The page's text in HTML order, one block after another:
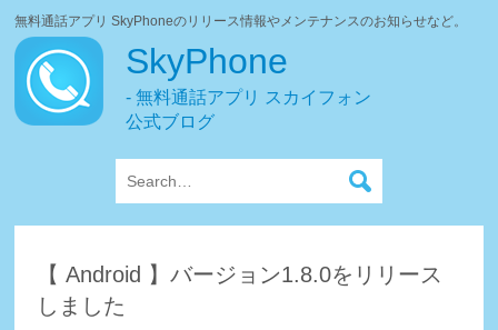
無料通話アプリ SkyPhoneのリリース情報やメンテナンスのお知らせなど。
SkyPhone
- 無料通話アプリ スカイフォン
公式ブログ
【 Android 】バージョン1.8.0をリリース
しました